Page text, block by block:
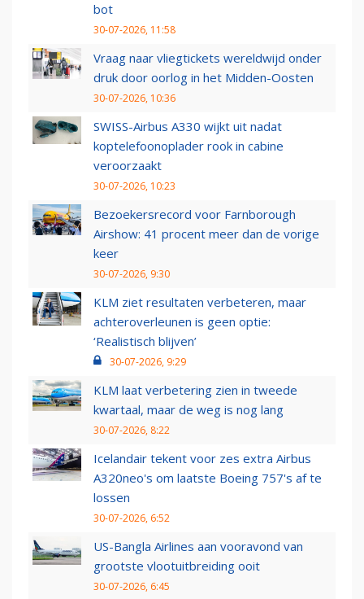
bot
30-07-2026, 11:58
Vraag naar vliegtickets wereldwijd onder
druk door oorlog in het Midden-Oosten
30-07-2026, 10:36
SWISS-Airbus A330 wijkt uit nadat
koptelefoonoplader rook in cabine
veroorzaakt
30-07-2026, 10:23
Bezoekersrecord voor Farnborough
Airshow: 41 procent meer dan de vorige
keer
30-07-2026, 9:30
KLM ziet resultaten verbeteren, maar
achteroverleunen is geen optie:
‘Realistisch blijven’
30-07-2026, 9:29
KLM laat verbetering zien in tweede
kwartaal, maar de weg is nog lang
30-07-2026, 8:22
Icelandair tekent voor zes extra Airbus
A320neo's om laatste Boeing 757's af te
lossen
30-07-2026, 6:52
US-Bangla Airlines aan vooravond van
grootste vlootuitbreiding ooit
30-07-2026, 6:45